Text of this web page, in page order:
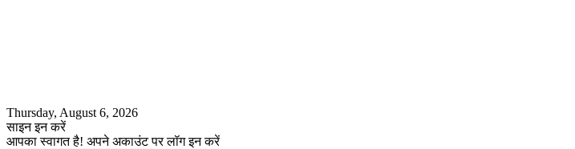
Thursday, August 6, 2026
साइन इन करें
आपका स्वागत है! अपने अकाउंट पर लॉग इन करें